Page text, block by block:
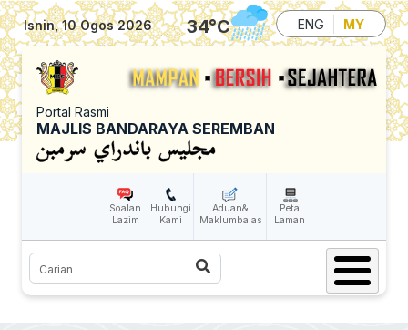
Skip to main content
Isnin, 10 Ogos 2026 34°C ENG MY
Portal Rasmi
MAJLIS BANDARAYA SEREMBAN
Soalan
Lazim
Hubungi
Kami
Aduan&
Maklumbalas
Peta
Laman
Carian